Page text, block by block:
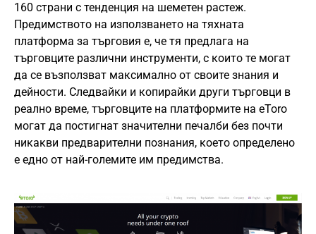
160 страни с тенденция на шеметен растеж.
Предимството на използването на тяхната
платформа за търговия е, че тя предлага на
търговците различни инструменти, с които те могат
да се възползват максимално от своите знания и
дейности. Следвайки и копирайки други търговци в
реално време, търговците на платформите на eToro
могат да постигнат значителни печалби без почти
никакви предварителни познания, което определено
е едно от най-големите им предимства.